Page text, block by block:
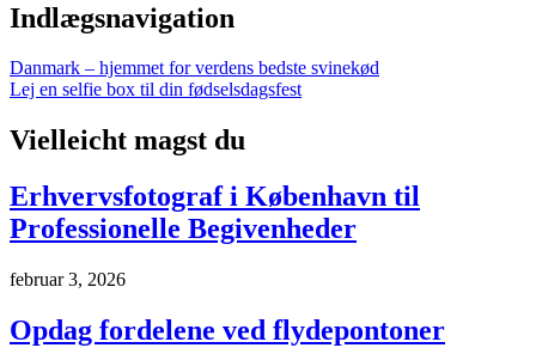
Indlægsnavigation
Danmark – hjemmet for verdens bedste svinekød
Lej en selfie box til din fødselsdagsfest
Vielleicht magst du
Erhvervsfotograf i København til
Professionelle Begivenheder
februar 3, 2026
Opdag fordelene ved flydepontoner